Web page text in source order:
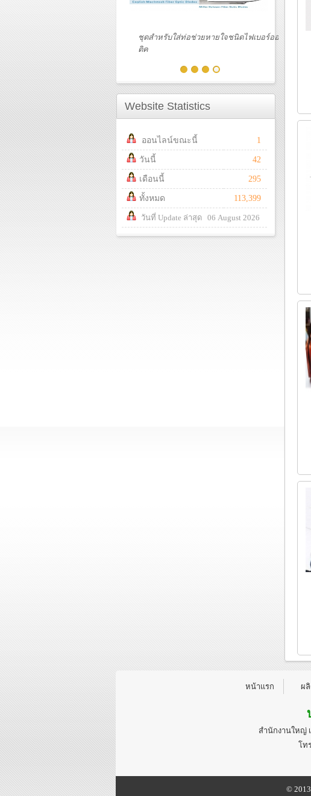
ชุดตรวจหู ตา
Website Statistics
ออนไลน์ขณะนี้ 1
วันนี้ 42
เดือนนี้ 295
ทั้งหมด 113,399
วันที่ Update ล่าสุด 06 August 2026
หน้าแรก ผ
สำนักงานใหญ่
โท
©